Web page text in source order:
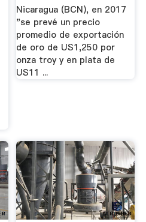
Nicaragua (BCN), en 2017
"se prevé un precio
promedio de exportación
de oro de US1,250 por
onza troy y en plata de
US11 ...